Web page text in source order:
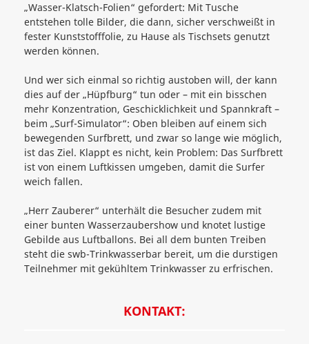
„Wasser-Klatsch-Folien“ gefordert: Mit Tusche
entstehen tolle Bilder, die dann, sicher verschweißt in
fester Kunststofffolie, zu Hause als Tischsets genutzt
werden können.
Und wer sich einmal so richtig austoben will, der kann
dies auf der „Hüpfburg“ tun oder – mit ein bisschen
mehr Konzentration, Geschicklichkeit und Spannkraft –
beim „Surf-Simulator“: Oben bleiben auf einem sich
bewegenden Surfbrett, und zwar so lange wie möglich,
ist das Ziel. Klappt es nicht, kein Problem: Das Surfbrett
ist von einem Luftkissen umgeben, damit die Surfer
weich fallen.
„Herr Zauberer“ unterhält die Besucher zudem mit
einer bunten Wasserzaubershow und knotet lustige
Gebilde aus Luftballons. Bei all dem bunten Treiben
steht die swb-Trinkwasserbar bereit, um die durstigen
Teilnehmer mit gekühltem Trinkwasser zu erfrischen.
KONTAKT: